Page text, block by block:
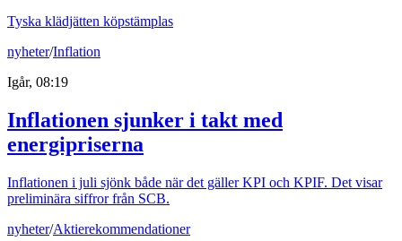
Tyska klädjätten köpstämplas
nyheter/Inflation
Igår, 08:19
Inflationen sjunker i takt med
energipriserna
Inflationen i juli sjönk både när det gäller KPI och KPIF. Det visar
preliminära siffror från SCB.
nyheter/Aktierekommendationer